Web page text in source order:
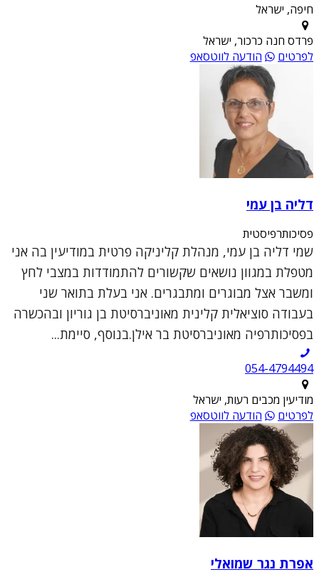
חיפה, ישראל
פרדס חנה כרכור, ישראל
לפרטים
הודעה לווטסאפ
דליה בן עמי
פסיכותרפיסטית
שמי דליה בן עמי, מנהלת קליניקה פרטית במודיעין בה אני
מטפלת במגוון נושאים שקשורים להתמודדות במצבי לחץ
ומשבר אצל מבוגרים ומתבגרים. אני בעלת בתואר שני
בעבודה סוציאלית קלינית מאוניברסיטת בן גוריון ובהכשרה
בפסיכותרפיה מאוניברסיטת בר אילן.בנוסף, סיימת...
054-4794494
מודיעין מכבים רעות, ישראל
לפרטים
הודעה לווטסאפ
אפרת נגר שמואלי